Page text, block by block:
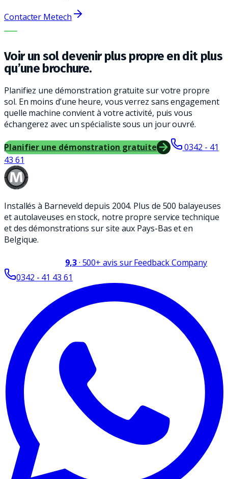
Contacter Metech
LA BONNE MACHINE. LE MEILLEUR SERVICE.
Voir un sol devenir plus propre en dit plus
qu’une brochure.
Planifiez une démonstration gratuite sur votre propre
sol. En moins d’une heure, vous verrez sans engagement
quelle machine convient à votre activité, puis vous
échangerez avec un spécialiste sous un jour ouvré.
Planifier une démonstration gratuite
0342 - 41
43 61
Installés à Barneveld depuis 2004. Plus de 500 balayeuses
et autolaveuses en stock, notre propre service technique
et des démonstrations sur site aux Pays-Bas et en
Belgique.
9,3· 500+ avis sur Feedback Company
0342 - 41 43 61